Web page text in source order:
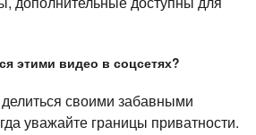
этими видео в соцсетях?
своими забавными
уважайте границы приватности.